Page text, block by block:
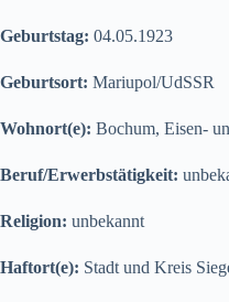
Geburtstag: 04.05.1923
Geburtsort: Mariupol/UdSSR
Wohnort(e): Bochum, Eisen-
Beruf/Erwerbstätigkeit:
Religion: unbekannt
Haftort(e): Stadt und Kreis